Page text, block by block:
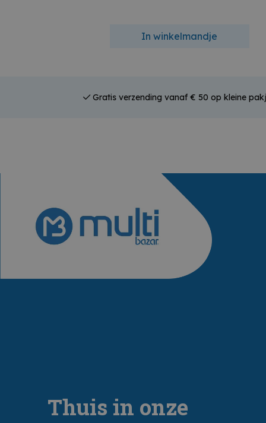
In winkelmandje
Gratis verzending vanaf € 50 op kleine
Thuis in onze